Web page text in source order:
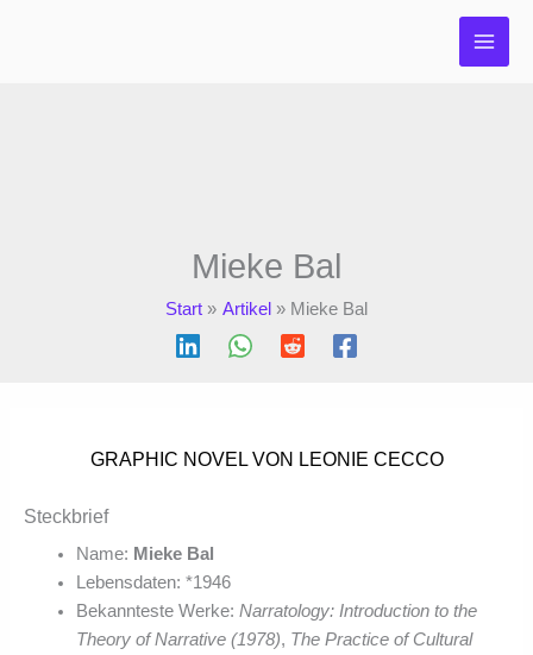
Mieke Bal
Start Artikel Mieke Bal
GRAPHIC NOVEL VON LEONIE CECCO
Steckbrief
Name: Mieke Bal
Lebensdaten: *1946
Bekannteste Werke: Narratology: Introduction to the
Theory of Narrative (1978), The Practice of Cultural